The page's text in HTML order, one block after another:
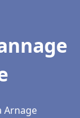
Arnage